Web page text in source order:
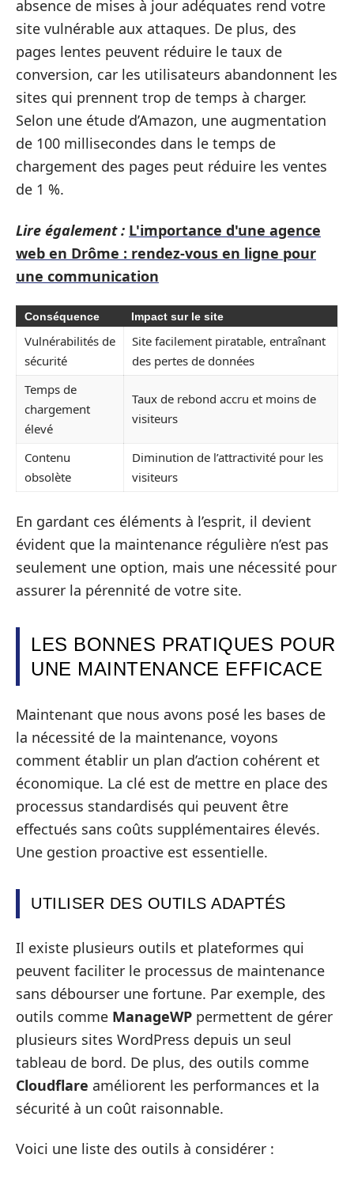
absence de mises à jour adéquates rend votre
site vulnérable aux attaques. De plus, des
pages lentes peuvent réduire le taux de
conversion, car les utilisateurs abandonnent les
sites qui prennent trop de temps à charger.
Selon une étude d’Amazon, une augmentation
de 100 millisecondes dans le temps de
chargement des pages peut réduire les ventes
de 1 %.
Lire également : L'importance d'une agence
web en Drôme : rendez-vous en ligne pour
une communication
Conséquence Impact sur le site
Vulnérabilités de
sécurité
Site facilement piratable, entraînant
des pertes de données
Temps de
chargement
élevé
Taux de rebond accru et moins de
visiteurs
Contenu
obsolète
Diminution de l’attractivité pour les
visiteurs
En gardant ces éléments à l’esprit, il devient
évident que la maintenance régulière n’est pas
seulement une option, mais une nécessité pour
assurer la pérennité de votre site.
LES BONNES PRATIQUES POUR
UNE MAINTENANCE EFFICACE
Maintenant que nous avons posé les bases de
la nécessité de la maintenance, voyons
comment établir un plan d’action cohérent et
économique. La clé est de mettre en place des
processus standardisés qui peuvent être
effectués sans coûts supplémentaires élevés.
Une gestion proactive est essentielle.
UTILISER DES OUTILS ADAPTÉS
Il existe plusieurs outils et plateformes qui
peuvent faciliter le processus de maintenance
sans débourser une fortune. Par exemple, des
outils comme ManageWP permettent de gérer
plusieurs sites WordPress depuis un seul
tableau de bord. De plus, des outils comme
Cloudflare améliorent les performances et la
sécurité à un coût raisonnable.
Voici une liste des outils à considérer :